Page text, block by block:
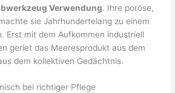
Verwendung. Ihre poröse,
sie Jahrhundertelang zu einem
Erst mit dem Aufkommen industriell
geriet das Meeresprodukt aus dem
dem kollektiven Gedächtnis.
bei richtiger Pflege